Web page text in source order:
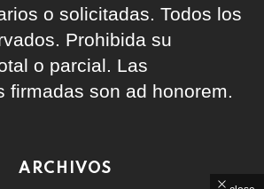
o solicitadas. Todos los
Prohibida su
o parcial. Las
firmadas son ad honorem.
ARCHIVOS